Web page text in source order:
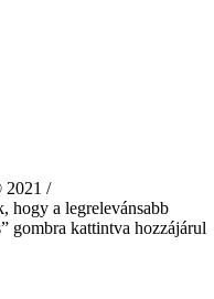
2021 /
hogy a legrelevánsabb
gombra kattintva hozzájárul